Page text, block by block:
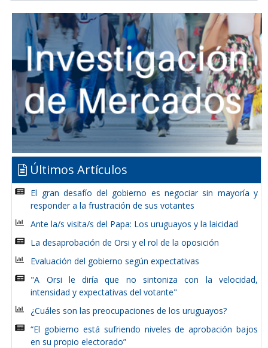
Últimos Artículos
El gran desafío del gobierno es negociar sin mayoría y
responder a la frustración de sus votantes
Ante la/s visita/s del Papa: Los uruguayos y la laicidad
La desaprobación de Orsi y el rol de la oposición
Evaluación del gobierno según expectativas
"A Orsi le diría que no sintoniza con la velocidad,
intensidad y expectativas del votante"
¿Cuáles son las preocupaciones de los uruguayos?
“El gobierno está sufriendo niveles de aprobación bajos
en su propio electorado”